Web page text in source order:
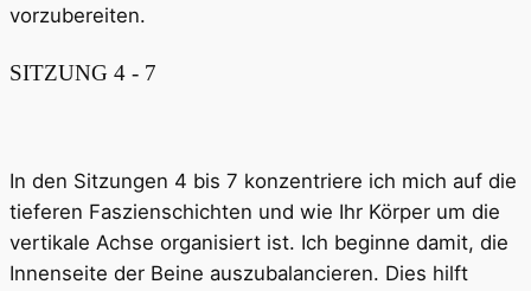
vorzubereiten.
SITZUNG 4 - 7
In den Sitzungen 4 bis 7 konzentriere ich mich auf die
tieferen Faszienschichten und wie Ihr Körper um die
vertikale Achse organisiert ist. Ich beginne damit, die
Innenseite der Beine auszubalancieren. Dies hilft